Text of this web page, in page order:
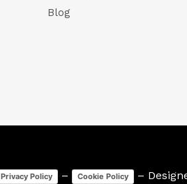
Blog
Privacy Policy – Cookie Policy –